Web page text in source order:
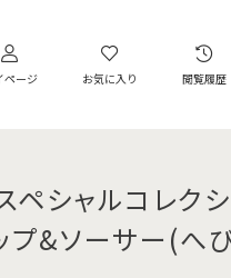
ページ お気に入り 閲覧履歴
ペシャルコレク
プ&ソーサー(へ